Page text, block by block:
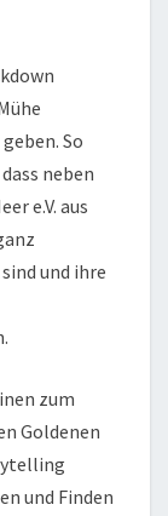
So
neben
e.V. aus
und ihre
zum
Goldenen
und Finden